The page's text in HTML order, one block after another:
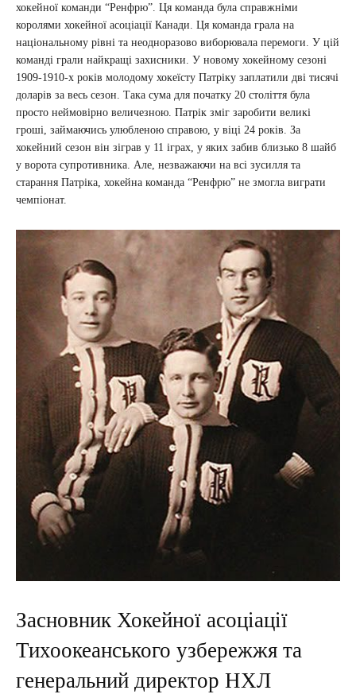
хокейної команди “Ренфрю”. Ця команда була справжніми
королями хокейної асоціації Канади. Ця команда грала на
національному рівні та неодноразово виборювала перемоги. У цій
команді грали найкращі захисники. У новому хокейному сезоні
1909-1910-х років молодому хокеїсту Патріку заплатили дві тисячі
доларів за весь сезон. Така сума для початку 20 століття була
просто неймовірно величезною. Патрік зміг заробити великі
гроші, займаючись улюбленою справою, у віці 24 років. За
хокейний сезон він зіграв у 11 іграх, у яких забив близько 8 шайб
у ворота супротивника. Але, незважаючи на всі зусилля та
старання Патріка, хокейна команда “Ренфрю” не змогла виграти
чемпіонат.
Засновник Хокейної асоціації
Тихоокеанського узбережжя та
генеральний директор НХЛ